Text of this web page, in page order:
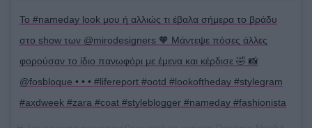
Το #nameday look μου ή αλλιώς τι έβαλα σήμερα το βράδυ
στο show των @mirodesigners 🧡 Μάντεψε πόσες άλλες
φορούσαν το ίδιο πανωφόρι με έμενα και κέρδισε 🤣 📸
@fosbloque • • • #lifereport #ootd #lookoftheday #stylegram
#axdweek #zara #coat #styleblogger #nameday #fashionista